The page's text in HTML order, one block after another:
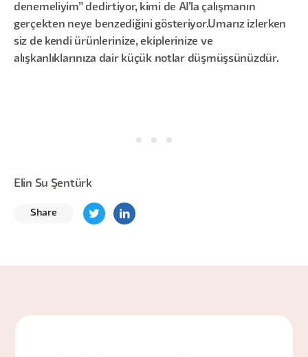
denemeliyim” dedirtiyor, kimi de AI’la çalışmanın
gerçekten neye benzediğini gösteriyor.Umarız izlerken
siz de kendi ürünlerinize, ekiplerinize ve
alışkanlıklarınıza dair küçük notlar düşmüşsünüzdür.
Elin Su Şentürk
Share